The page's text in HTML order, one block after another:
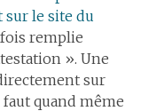
le site du
remplie
». Une
sur
quand même